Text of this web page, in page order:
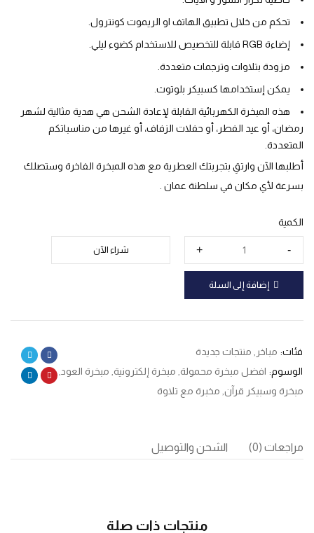
تحكم من خلال تطبيق الهاتف او الريموت كونترول.
إضاءة RGB قابلة للتخصيص للاستخدام كضوء ليلي.
مزودة بتلاوات وترجمات متعددة.
يمكن إستخدامها كسبيكر بلوتوث.
هذه المبخرة الكهربائية القابلة لإعادة الشحن هي هدية مثالية لشهر
رمضان، أو عيد الفطر، أو حفلات الزفاف، أو غيرها من مناسباتكم
المتعددة.
أطلبها الآن وارتقِ بتجربتك العطرية مع هذه المبخرة الفاخرة وستصلك
بسرعة لأي مكان في سلطنة عمان .
الكمية
إضافة إلى السلة
شراء الآن
فئات: مباخر
منتجات جديدة
الوسوم: افضل مبخرة محمولة مبخرة إلكترونية مبخرة العود
مبخرة وسبيكر قرآن مخبرة مع تلاوة
مراجعات (0) الشحن والتوصيل
منتجات ذات صلة